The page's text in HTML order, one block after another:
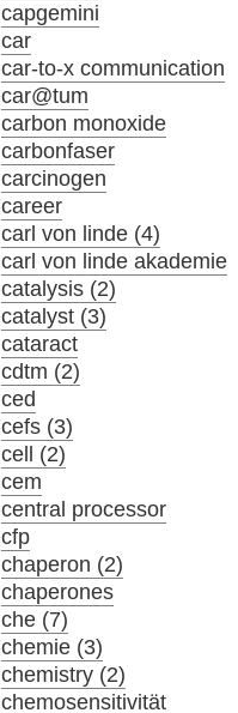
capgemini
car
car-to-x communication
car@tum
carbon monoxide
carbonfaser
carcinogen
career
carl von linde (4)
carl von linde akademie
catalysis (2)
catalyst (3)
cataract
cdtm (2)
ced
cefs (3)
cell (2)
cem
central processor
cfp
chaperon (2)
chaperones
che (7)
chemie (3)
chemistry (2)
chemosensitivität